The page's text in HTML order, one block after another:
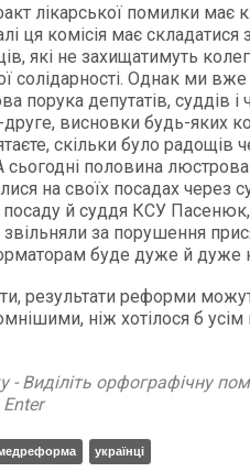
лікарської помилки має
ця комісія має складатися з
які не захищатимуть колег
солідарності. Однак ми вже
порука депутатів, суддів і
висновки будь-яких
скільки було радощів
сьогодні половина
на своїх посадах через
посаду й суддя КСУ Пасенюк,
за порушення
буде дуже й дуже
результати реформи
ніж хотілося б усім
Виділіть орфографічну
українці